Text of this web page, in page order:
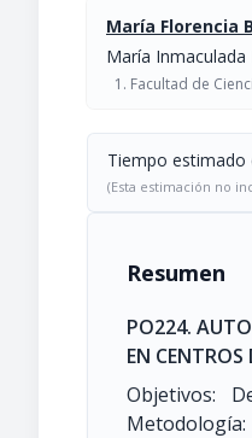
María Florencia
María Inmaculada
Facultad de
Tiempo estimado
(Esta estimación no
Resumen
PO224.
EN
Objetivos: